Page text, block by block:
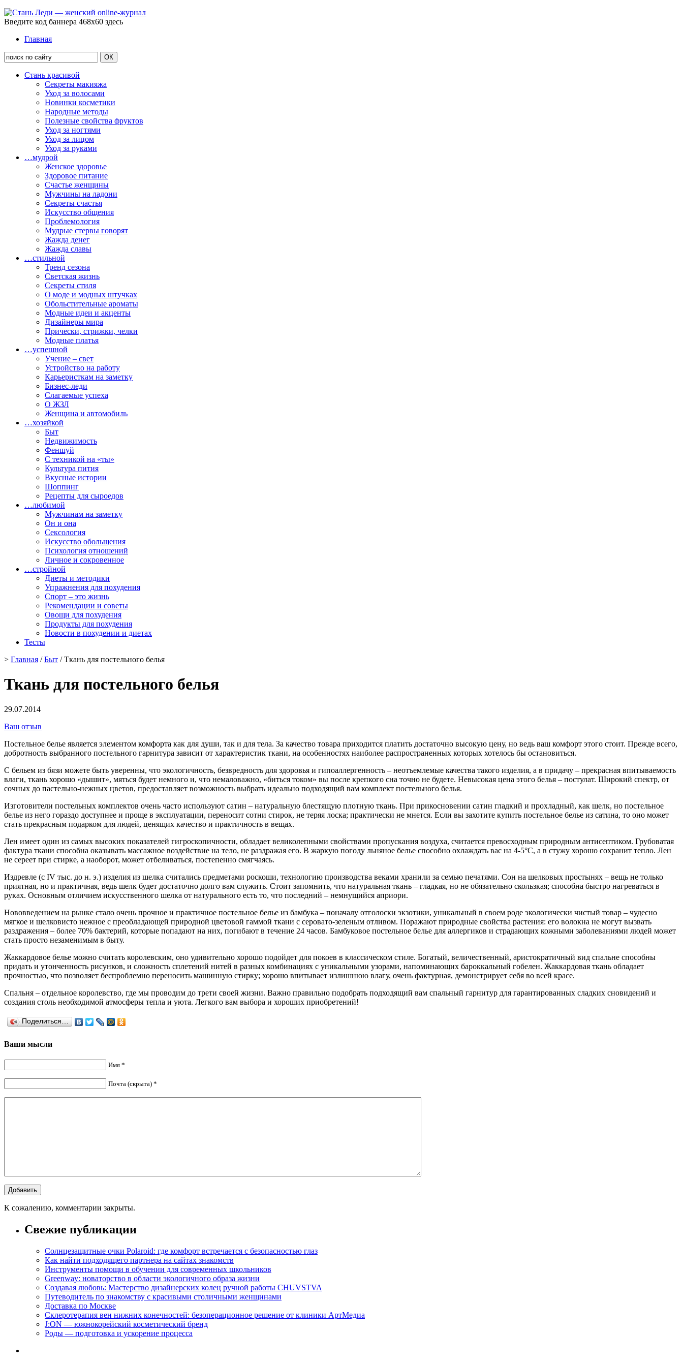
Введите код баннера 468x60 здесь
Главная
Стань красивой
Секреты макияжа
Уход за волосами
Новинки косметики
Народные методы
Полезные свойства фруктов
Уход за ногтями
Уход за лицом
Уход за руками
…мудрой
Женское здоровье
Здоровое питание
Счастье женщины
Мужчины на ладони
Секреты счастья
Искусство общения
Проблемология
Мудрые стервы говорят
Жажда денег
Жажда славы
…стильной
Тренд сезона
Светская жизнь
Секреты стиля
О моде и модных штучках
Обольстительные ароматы
Модные идеи и акценты
Дизайнеры мира
Прически, стрижки, челки
Модные платья
…успешной
Учение – свет
Устройство на работу
Карьеристкам на заметку
Бизнес-леди
Слагаемые успеха
О ЖЗЛ
Женщина и автомобиль
…хозяйкой
Быт
Недвижимость
Феншуй
С техникой на «ты»
Культура пития
Вкусные истории
Шоппинг
Рецепты для сыроедов
…любимой
Мужчинам на заметку
Он и она
Сексология
Искусство обольщения
Психология отношений
Личное и сокровенное
…стройной
Диеты и методики
Упражнения для похудения
Спорт – это жизнь
Рекомендации и советы
Овощи для похудения
Продукты для похудения
Новости в похудении и диетах
Тесты
> Главная /Быт / Ткань для постельного белья
Ткань для постельного белья
29.07.2014
Ваш отзыв
Постельное белье является элементом комфорта как для души, так и для тела. За качество товара приходится платить достаточно высокую цену, но ведь ваш комфорт этого стоит. Прежде всего,
добротность выбранного постельного гарнитура зависит от характеристик ткани, на особенностях наиболее распространенных которых хотелось бы остановиться.
С бельем из бязи можете быть уверенны, что экологичность, безвредность для здоровья и гипоаллергенность – неотъемлемые качества такого изделия, а в придачу – прекрасная впитываемость
влаги, ткань хорошо «дышит», мяться будет немного и, что немаловажно, «биться током» вы после крепкого сна точно не будете. Невысокая цена этого белья – постулат. Широкий спектр, от
сочных до пастельно-нежных цветов, предоставляет возможность выбрать идеально подходящий вам комплект постельного белья.
Изготовители постельных комплектов очень часто используют сатин – натуральную блестящую плотную ткань. При прикосновении сатин гладкий и прохладный, как шелк, но постельное
белье из него гораздо доступнее и проще в эксплуатации, переносит сотни стирок, не теряя лоска; практически не мнется. Если вы захотите купить постельное белье из сатина, то оно может
стать прекрасным подарком для людей, ценящих качество и практичность в вещах.
Лен имеет один из самых высоких показателей гигроскопичности, обладает великолепными свойствами пропускания воздуха, считается превосходным природным антисептиком. Грубоватая
фактура ткани способна оказывать массажное воздействие на тело, не раздражая его. В жаркую погоду льняное белье способно охлаждать вас на 4-5°С, а в стужу хорошо сохранит тепло. Лен
не сереет при стирке, а наоборот, может отбеливаться, постепенно смягчаясь.
Издревле (с IV тыс. до н. э.) изделия из шелка считались предметами роскоши, технологию производства веками хранили за семью печатями. Сон на шелковых простынях – вещь не только
приятная, но и практичная, ведь шелк будет достаточно долго вам служить. Стоит запомнить, что натуральная ткань – гладкая, но не обязательно скользкая; способна быстро нагреваться в
руках. Основным отличием искусственного шелка от натурального есть то, что последний – немнущийся априори.
Нововведением на рынке стало очень прочное и практичное постельное белье из бамбука – поначалу отголоски экзотики, уникальный в своем роде экологически чистый товар – чудесно
мягкое и шелковисто нежное с преобладающей природной цветовой гаммой ткани с серовато-зеленым отливом. Поражают природные свойства растения: его волокна не могут вызвать
раздражения – более 70% бактерий, которые попадают на них, погибают в течение 24 часов. Бамбуковое постельное белье для аллергиков и страдающих кожными заболеваниями людей может
стать просто незаменимым в быту.
Жаккардовое белье можно считать королевским, оно удивительно хорошо подойдет для покоев в классическом стиле. Богатый, величественный, аристократичный вид спальне способны
придать и утонченность рисунков, и сложность сплетений нитей в разных комбинациях с уникальными узорами, напоминающих бароккальный гобелен. Жаккардовая ткань обладает
прочностью, что позволяет беспроблемно переносить машинную стирку; хорошо впитывает излишнюю влагу, очень фактурная, демонстрирует себя во всей красе.
Спальня – отдельное королевство, где мы проводим до трети своей жизни. Важно правильно подобрать подходящий вам спальный гарнитур для гарантированных сладких сновидений и
создания столь необходимой атмосферы тепла и уюта. Легкого вам выбора и хороших приобретений!
Поделиться…
Ваши мысли
Имя *
Почта (скрыта) *
К сожалению, комментарии закрыты.
Свежие публикации
Солнцезащитные очки Polaroid: где комфорт встречается с безопасностью глаз
Как найти подходящего партнера на сайтах знакомств
Инструменты помощи в обучении для современных школьников
Greenway: новаторство в области экологичного образа жизни
Создавая любовь: Мастерство дизайнерских колец ручной работы CHUVSTVA
Путеводитель по знакомству с красивыми столичными женщинами
Доставка по Москве
Склеротерапия вен нижних конечностей: безоперационное решение от клиники АртМедиа
J:ON — южнокорейский косметический бренд
Роды — подготовка и ускорение процесса